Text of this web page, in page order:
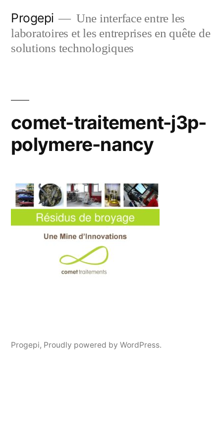
content
Progepi
Une interface entre les
laboratoires et les entreprises en quête de
solutions technologiques
comet-traitement-j3p-
polymere-nancy
Progepi, Proudly powered by WordPress.